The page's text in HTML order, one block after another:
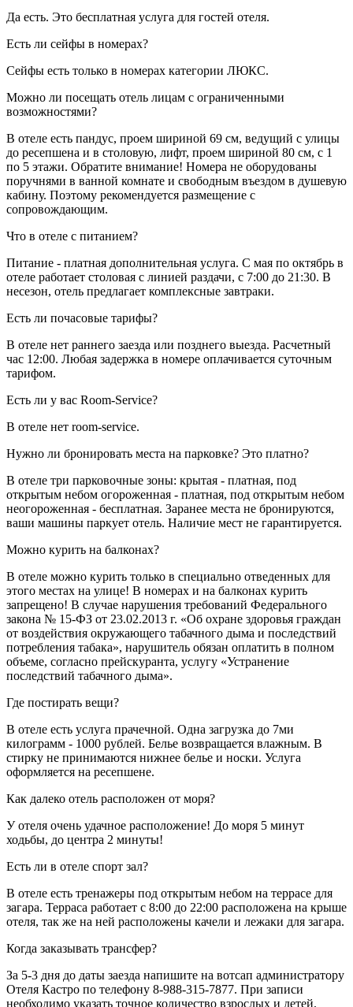
Да есть. Это бесплатная услуга для гостей отеля.
Есть ли сейфы в номерах?
Сейфы есть только в номерах категории ЛЮКС.
Можно ли посещать отель лицам с ограниченными
возможностями?
В отеле есть пандус, проем шириной 69 см, ведущий с улицы
до ресепшена и в столовую, лифт, проем шириной 80 см, с 1
по 5 этажи. Обратите внимание! Номера не оборудованы
поручнями в ванной комнате и свободным въездом в душевую
кабину. Поэтому рекомендуется размещение с
сопровождающим.
Что в отеле с питанием?
Питание - платная дополнительная услуга. С мая по октябрь в
отеле работает столовая с линией раздачи, с 7:00 до 21:30. В
несезон, отель предлагает комплексные завтраки.
Есть ли почасовые тарифы?
В отеле нет раннего заезда или позднего выезда. Расчетный
час 12:00. Любая задержка в номере оплачивается суточным
тарифом.
Есть ли у вас Room-Service?
В отеле нет room-service.
Нужно ли бронировать места на парковке? Это платно?
В отеле три парковочные зоны: крытая - платная, под
открытым небом огороженная - платная, под открытым небом
неогороженная - бесплатная. Заранее места не бронируются,
ваши машины паркует отель. Наличие мест не гарантируется.
Можно курить на балконах?
В отеле можно курить только в специально отведенных для
этого местах на улице! В номерах и на балконах курить
запрещено! В случае нарушения требований Федерального
закона № 15-ФЗ от 23.02.2013 г. «Об охране здоровья граждан
от воздействия окружающего табачного дыма и последствий
потребления табака», нарушитель обязан оплатить в полном
объеме, согласно прейскуранта, услугу «Устранение
последствий табачного дыма».
Где постирать вещи?
В отеле есть услуга прачечной. Одна загрузка до 7ми
килограмм - 1000 рублей. Белье возвращается влажным. В
стирку не принимаются нижнее белье и носки. Услуга
оформляется на ресепшене.
Как далеко отель расположен от моря?
У отеля очень удачное расположение! До моря 5 минут
ходьбы, до центра 2 минуты!
Есть ли в отеле спорт зал?
В отеле есть тренажеры под открытым небом на террасе для
загара. Терраса работает с 8:00 до 22:00 расположена на крыше
отеля, так же на ней расположены качели и лежаки для загара.
Когда заказывать трансфер?
За 5-3 дня до даты заезда напишите на вотсап администратору
Отеля Кастро по телефону 8-988-315-7877. При записи
необходимо указать точное количество взрослых и детей.